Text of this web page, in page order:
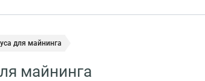
для майнинга
майнинга